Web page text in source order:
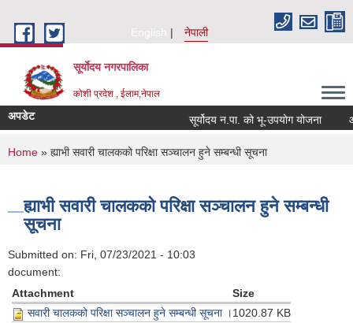
English
नेपाली
सूर्याेदय नगरपालिका
कोशी प्रदेश , ईलाम,नेपाल
अपडेट सूर्योदय न.पा. को भू-उपयोग योजना
You are here
Home » ह्याभी सवारी चालकको परिक्षा सञ्चालन हुने सम्बन्धी सूचना
ह्याभी सवारी चालकको परिक्षा सञ्चालन हुने सम्बन्धी
सूचना
Submitted on: Fri, 07/23/2021 - 10:03
document:
Attachment
Size
सवारी चालकको परिक्षा सञ्चालन हुने सम्बन्धी सूचना ।1020.87 KB